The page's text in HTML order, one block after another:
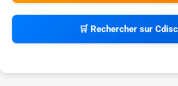
🛒 Rechercher sur